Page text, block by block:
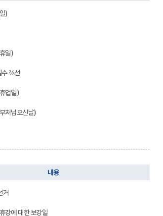
)
일)
수 ⅔선
업일)
처님오신날)
내용
거
강에 대한 보강일